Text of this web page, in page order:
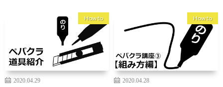
How to
2020.04.29
How to
2020.04.28